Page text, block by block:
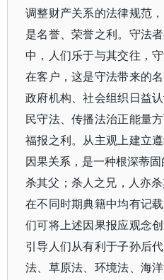
调整财产关系的法律规范
是名誉、荣誉之利。守法
中，人们乐于与其交往，
在客户，这是守法带来的
政府机构、社会组织日益
民守法、传播法治正能量
福报之利。从主观上建立
因果关系，是一种根深蒂
杀其父；杀人之兄，人亦
在不同时期典籍中均有记
们可将上述因果报应观念
引导人们从有利于子孙后
法、草原法、环境法、海